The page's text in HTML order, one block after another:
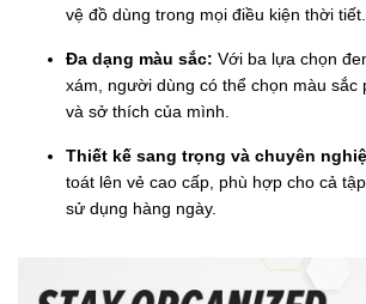
vệ đồ dùng trong mọi điều kiện thời tiết.
Đa dạng màu sắc: Với ba lựa chọn
xám, người dùng có thể chọn màu sắc
và sở thích của mình.
Thiết kế sang trọng và chuyên
toát lên vẻ cao cấp, phù hợp cho cả
sử dụng hàng ngày.